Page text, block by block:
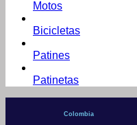
Motos
Bicicletas
Patines
Patinetas
Colombia